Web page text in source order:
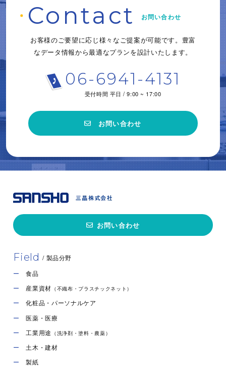
Co ntact お問い合わせ
お客様のご要望に応じ様々なご提案が可能です。 豊富
なデータ情報から最適なプランを設計いたします。
06-6941-4131
受付時間 平日 / 9:00 ~ 17:00
お問い合わせ
お問い合わせ
Field / 製品分野
食品
産業資材 （不織布・プラスチックネット）
化粧品・パーソナルケア
医薬・医療
工業用途 （洗浄剤・塗料・農薬）
土木・建材
製紙